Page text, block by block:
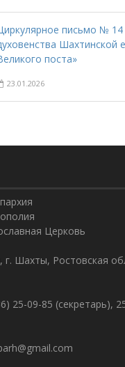
письмо №
Шахтинской
поста»
23.01.2026
Церковь
г. Шахты, Ростовская
25-09-85 (секретарь),